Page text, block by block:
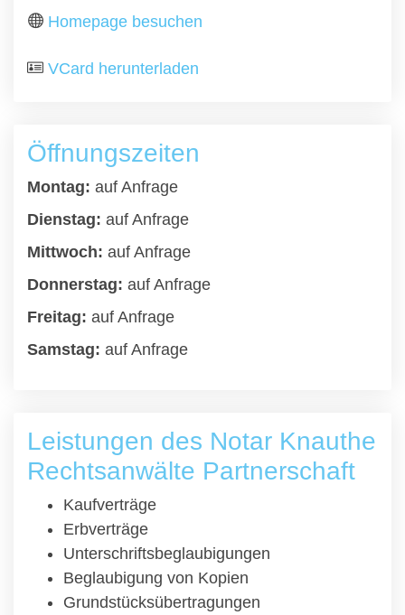
Homepage besuchen
VCard herunterladen
Öffnungszeiten
Montag: auf Anfrage
Dienstag: auf Anfrage
Mittwoch: auf Anfrage
Donnerstag: auf Anfrage
Freitag: auf Anfrage
Samstag: auf Anfrage
Leistungen des Notar Knauthe
Rechtsanwälte Partnerschaft
Kaufverträge
Erbverträge
Unterschriftsbeglaubigungen
Beglaubigung von Kopien
Grundstücksübertragungen